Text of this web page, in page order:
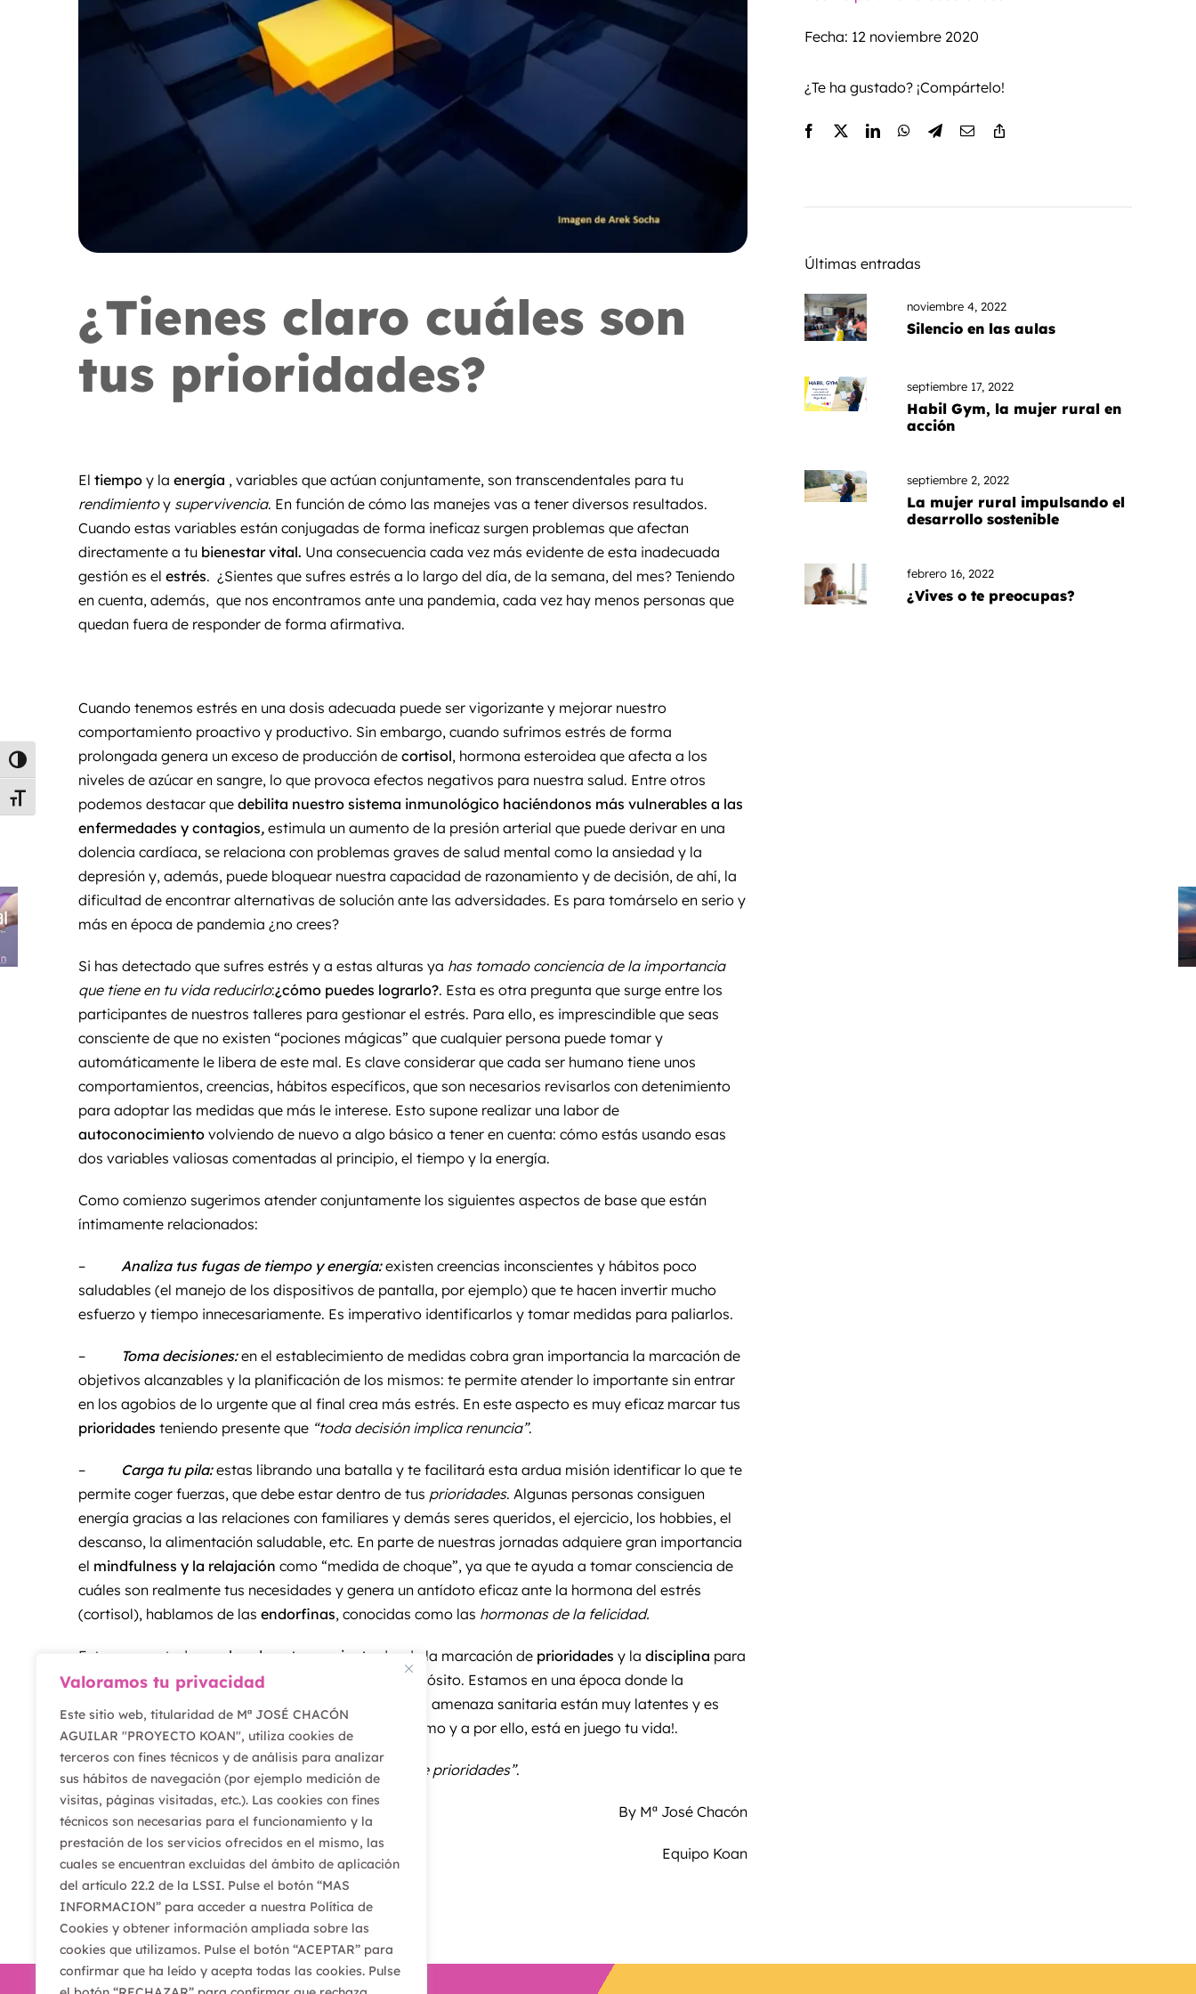
Valoramos tu privacidad
Este sitio web, titularidad de Mª JOSÉ CHACÓN
AGUILAR "PROYECTO KOAN", utiliza cookies de
terceros con fines técnicos y de análisis para analizar
sus hábitos de navegación (por ejemplo medición de
visitas, páginas visitadas, etc.). Las cookies con fines
técnicos son necesarias para el funcionamiento y la
prestación de los servicios ofrecidos en el mismo, las
cuales se encuentran excluidas del ámbito de aplicación
del artículo 22.2 de la LSSI. Pulse el botón “MAS
INFORMACION” para acceder a nuestra Política de
Cookies y obtener información ampliada sobre las
cookies que utilizamos. Pulse el botón “ACEPTAR” para
confirmar que ha leído y acepta todas las cookies. Pulse
Alternar alto contraste
Alternar tamaño de letra
¿Tienes claro cuáles son
tus prioridades?
El tiempo y la energía , variables que actúan conjuntamente, son transcendentales para tu
rendimientoy supervivencia. En función de cómo las manejes vas a tener diversos resultados.
Cuando estas variables están conjugadas de forma ineficaz surgen problemas que afectan
directamente a tu bienestar vital. Una consecuencia cada vez más evidente de esta inadecuada
gestión es el estrés. ¿Sientes que sufres estrés a lo largo del día, de la semana, del mes? Teniendo
en cuenta, además, que nos encontramos ante una pandemia, cada vez hay menos personas que
quedan fuera de responder de forma afirmativa.
Cuando tenemos estrés en una dosis adecuada puede ser vigorizante y mejorar nuestro
comportamiento proactivo y productivo. Sin embargo, cuando sufrimos estrés de forma
prolongada genera un exceso de producción de cortisol, hormona esteroidea que afecta a los
niveles de azúcar en sangre, lo que provoca efectos negativos para nuestra salud. Entre otros
podemos destacar que debilita nuestro sistema inmunológico haciéndonos más vulnerables a las
enfermedades y contagios, estimula un aumento de la presión arterial que puede derivar en una
dolencia cardíaca, se relaciona con problemas graves de salud mental como la ansiedad y la
depresión y, además, puede bloquear nuestra capacidad de razonamiento y de decisión, de ahí, la
dificultad de encontrar alternativas de solución ante las adversidades. Es para tomárselo en serio y
más en época de pandemia ¿no crees?
Si has detectado que sufres estrés y a estas alturas ya has tomado conciencia de la importancia
que tiene en tu vida reducirlo:¿cómo puedes lograrlo?. Esta es otra pregunta que surge entre los
participantes de nuestros talleres para gestionar el estrés. Para ello, es imprescindible que seas
consciente de que no existen “pociones mágicas” que cualquier persona puede tomar y
automáticamente le libera de este mal. Es clave considerar que cada ser humano tiene unos
comportamientos, creencias, hábitos específicos, que son necesarios revisarlos con detenimiento
para adoptar las medidas que más le interese. Esto supone realizar una labor de
autoconocimiento volviendo de nuevo a algo básico a tener en cuenta: cómo estás usando esas
dos variables valiosas comentadas al principio, el tiempo y la energía.
Como comienzo sugerimos atender conjuntamente los siguientes aspectos de base que están
íntimamente relacionados:
– Analiza tus fugas de tiempo y energía:existen creencias inconscientes y hábitos poco
saludables (el manejo de los dispositivos de pantalla, por ejemplo) que te hacen invertir mucho
esfuerzo y tiempo innecesariamente. Es imperativo identificarlos y tomar medidas para paliarlos.
– Toma decisiones:en el establecimiento de medidas cobra gran importancia la marcación de
objetivos alcanzables y la planificación de los mismos: te permite atender lo importante sin entrar
en los agobios de lo urgente que al final crea más estrés. En este aspecto es muy eficaz marcar tus
prioridades teniendo presente que “toda decisión implica renuncia”.
– Carga tu pila:estas librando una batalla y te facilitará esta ardua misión identificar lo que te
permite coger fuerzas, que debe estar dentro de tus prioridades. Algunas personas consiguen
energía gracias a las relaciones con familiares y demás seres queridos, el ejercicio, los hobbies, el
descanso, la alimentación saludable, etc. En parte de nuestras jornadas adquiere gran importancia
el mindfulness y la relajación como “medida de choque”, ya que te ayuda a tomar consciencia de
cuáles son realmente tus necesidades y genera un antídoto eficaz ante la hormona del estrés
(cortisol), hablamos de las endorfinas, conocidas como las hormonas de la felicidad.
Esto supone todo un plan de entrenamiento donde la marcación de prioridades y la disciplina para
atenderlas son básicas en la consecución de tu propósito. Estamos en una época donde la
adversidad, las restricciones, el distanciamiento y la amenaza sanitaria están muy latentes y es
necesario empezar a actuar. Si estás dispuesto, ¡ánimo y a por ello, está en juego tu vida!.
Y recuerda: “Nadie está tan ocupado, es cuestión de prioridades”.
By Mª José Chacón
Equipo Koan
Fecha: 12 noviembre 2020
¿Te ha gustado? ¡Compártelo!
Últimas entradas
noviembre 4, 2022
Silencio en las aulas
septiembre 17, 2022
Habil Gym, la mujer rural en
acción
septiembre 2, 2022
La mujer rural impulsando el
desarrollo sostenible
febrero 16, 2022
¿Vives o te preocupas?